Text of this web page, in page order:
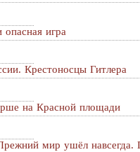
игра
Крестоносцы Гитлера
на Красной площади
мир ушёл навсегда.